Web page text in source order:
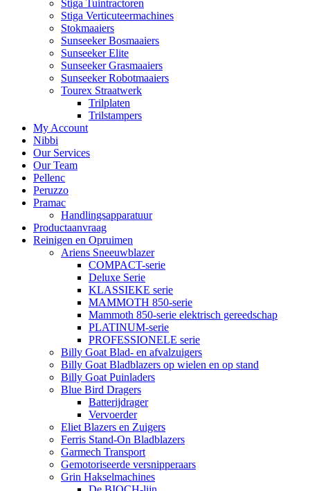
Stiga Tuintractoren
Stiga Verticuteermachines
Stokmaaiers
Sunseeker Bosmaaiers
Sunseeker Elite
Sunseeker Grasmaaiers
Sunseeker Robotmaaiers
Tourex Straatwerk
Trilplaten
Trilstampers
My Account
Nibbi
Our Services
Our Team
Pellenc
Peruzzo
Pramac
Handlingsapparatuur
Productaanvraag
Reinigen en Opruimen
Ariens Sneeuwblazer
COMPACT-serie
Deluxe Serie
KLASSIEKE serie
MAMMOTH 850-serie
Mammoth 850-serie elektrisch gereedschap
PLATINUM-serie
PROFESSIONELE serie
Billy Goat Blad- en afvalzuigers
Billy Goat Bladblazers op wielen en op stand
Billy Goat Puinladers
Blue Bird Dragers
Batterijdrager
Vervoerder
Eliet Blazers en Zuigers
Ferris Stand-On Bladblazers
Garmech Transport
Gemotoriseerde versnipperaars
Grin Hakselmachines